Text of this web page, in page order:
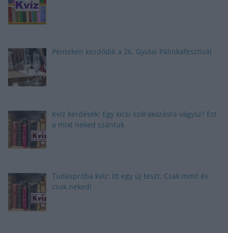
Pénteken kezdődik a 26. Gyulai Pálinkafesztivál
Kvíz kérdések: Egy kicsi szórakozásra vágysz? Ezt
a mixt neked szántuk
Tudáspróba kvíz: Itt egy új teszt. Csak most és
csak neked!